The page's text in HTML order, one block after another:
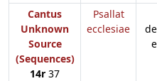
Cantus
Unknown
Source
(Sequences)
14r 37
Psallat
ecclesiae